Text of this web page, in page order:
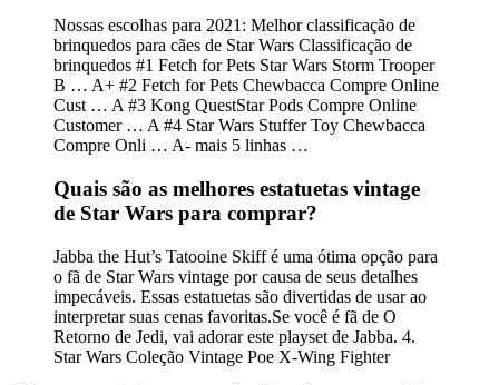
Nossas escolhas para 2021: Melhor classificação de
brinquedos para cães de Star Wars Classificação de
brinquedos #1 Fetch for Pets Star Wars Storm Trooper
B … A+ #2 Fetch for Pets Chewbacca Compre Online
Cust … A #3 Kong QuestStar Pods Compre Online
Customer … A #4 Star Wars Stuffer Toy Chewbacca
Compre Onli … A- mais 5 linhas …
Quais são as melhores estatuetas vintage
de Star Wars para comprar?
Jabba the Hut’s Tatooine Skiff é uma ótima opção para
o fã de Star Wars vintage por causa de seus detalhes
impecáveis. Essas estatuetas são divertidas de usar ao
interpretar suas cenas favoritas.Se você é fã de O
Retorno de Jedi, vai adorar este playset de Jabba. 4.
Star Wars Coleção Vintage Poe X-Wing Fighter